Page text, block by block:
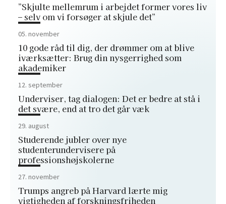
”Skjulte mellemrum i arbejdet former vores liv
– selv om vi forsøger at skjule det”
05. november
10 gode råd til dig, der drømmer om at blive
iværksætter: Brug din nysgerrighed som
akademiker
12. september
Underviser, tag dialogen: Det er bedre at stå i
det svære, end at tro det går væk
29. august
Studerende jubler over nye
studenterundervisere på
professionshøjskolerne
27. november
Trumps angreb på Harvard lærte mig
vigtigheden af forskningsfriheden